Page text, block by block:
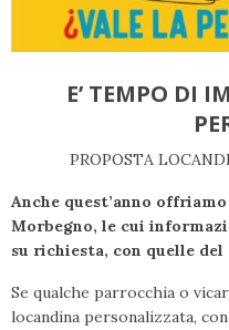
E’ TEMPO DI
PROPOSTA
Anche quest’anno
Morbegno, le cui
su richiesta, con quelle
Se qualche parrocchia o
locandina personalizzata,